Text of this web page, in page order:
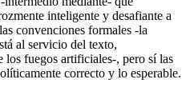
inteligente y desafiante a
convenciones formales -la
al servicio del texto,
los fuegos artificiales-, pero sí las
correcto y lo esperable.